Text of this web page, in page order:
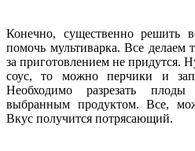
Конечно, существенно решить
помочь мультиварка. Все делаем
за приготовлением не придутся.
соус, то можно перчики и
Необходимо разрезать
выбранным продуктом. Все,
Вкус получится потрясающий.